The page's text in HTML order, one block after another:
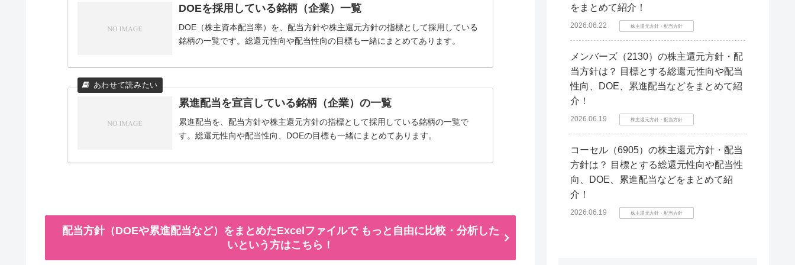
DOEを採用している銘柄（企業）一覧
DOE（株主資本配当率）を、配当方針や株主還元方針の指標として採用している
銘柄の一覧です。総還元性向や配当性向の目標も一緒にまとめてあります。
累進配当を宣言している銘柄（企業）の一覧
累進配当を、配当方針や株主還元方針の指標として採用している銘柄の一覧で
す。総還元性向や配当性向、DOEの目標も一緒にまとめてあります。
配当方針（DOEや累進配当など）をまとめたExcelファイルで もっと自由に比較・分析した
いという方はこちら！
をまとめて紹介！
2026.06.22 株主還元方針・配当方針
メンバーズ（2130）の株主還元方針・配
当方針は？ 目標とする総還元性向や配当
性向、DOE、累進配当などをまとめて紹
介！
2026.06.19 株主還元方針・配当方針
コーセル（6905）の株主還元方針・配当
方針は？ 目標とする総還元性向や配当性
向、DOE、累進配当などをまとめて紹
介！
2026.06.19 株主還元方針・配当方針